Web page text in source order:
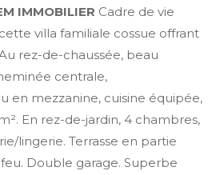
IMMOBILIER Cadre de vie
villa familiale cossue offrant
rez-de-chaussée, beau
centrale,
en mezzanine, cuisine équipée,
En rez-de-jardin, 4 chambres,
lingerie. Terrasse en partie
Double garage. Superbe